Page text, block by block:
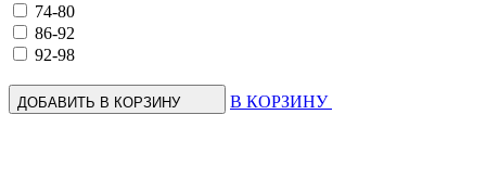
74-80
86-92
92-98
ДОБАВИТЬ В КОРЗИНУ В КОРЗИНУ